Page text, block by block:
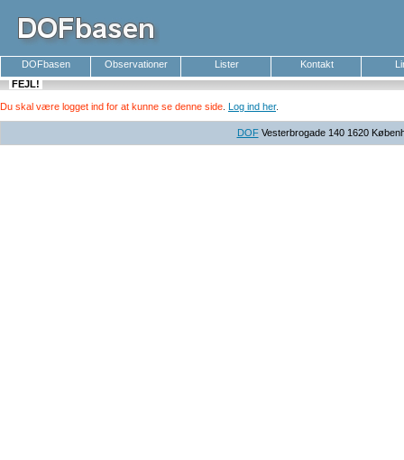
DOFbasen Observationer Lister Kontakt
FEJL!
Du skal være logget ind for at kunne se denne side Log ind her.
DOFVesterbrogade 140 1620